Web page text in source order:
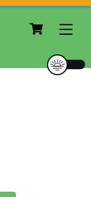
Cart